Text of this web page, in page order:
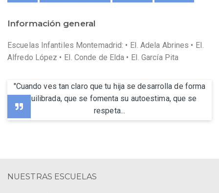
Información general
Escuelas Infantiles Montemadrid: • EI. Adela Abrines • EI.
Alfredo López • EI. Conde de Elda • EI. García Pita
"Cuando ves tan claro que tu hija se desarrolla de forma
equilibrada, que se fomenta su autoestima, que se
respeta...
NUESTRAS ESCUELAS